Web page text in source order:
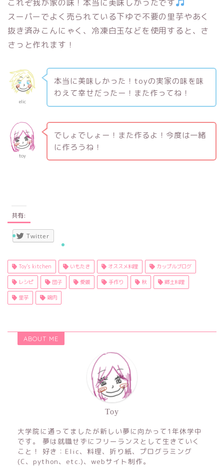
これぞ我が家の味！本当に美味しかったです
スーパーでよく売られている下ゆで不要の里芋やあく
抜き済みこんにゃく、冷凍白玉などを使用すると、さ
さっと作れます！
elic
本当に美味しかった！toyの実家の味を味
わえて幸せだったー！また作ってね！
toy
でしょでしょー！また作るよ！今度は一緒
に作ろうね！
共有:
Twitter
Toy's kitchen いもたき オススメ料理 カップルブログ
レシピ 団子 愛媛 手作り 秋 郷土料理
里芋 鶏肉
ABOUT ME
Toy
大学院に通ってましたが新しい夢に向かって1年休学中
です。 夢は就職せずにフリーランスとして生きていく
こと！ 好き：Elic、料理、折り紙、プログラミング
(C、python、etc.)、webサイト制作。